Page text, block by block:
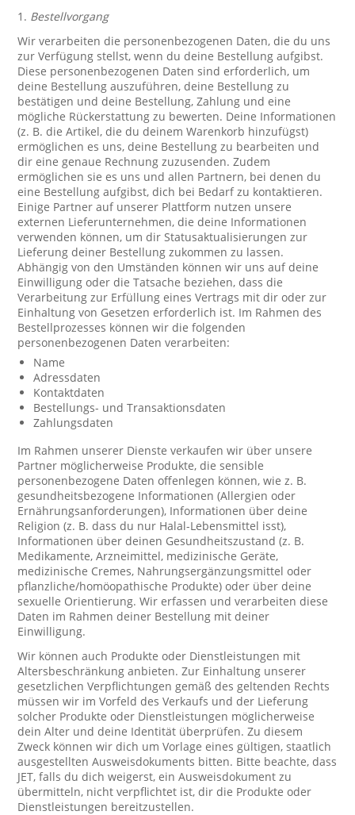
1. Bestellvorgang
Wir verarbeiten die personenbezogenen Daten, die du uns
zur Verfügung stellst, wenn du deine Bestellung aufgibst.
Diese personenbezogenen Daten sind erforderlich, um
deine Bestellung auszuführen, deine Bestellung zu
bestätigen und deine Bestellung, Zahlung und eine
mögliche Rückerstattung zu bewerten. Deine Informationen
(z. B. die Artikel, die du deinem Warenkorb hinzufügst)
ermöglichen es uns, deine Bestellung zu bearbeiten und
dir eine genaue Rechnung zuzusenden. Zudem
ermöglichen sie es uns und allen Partnern, bei denen du
eine Bestellung aufgibst, dich bei Bedarf zu kontaktieren.
Einige Partner auf unserer Plattform nutzen unsere
externen Lieferunternehmen, die deine Informationen
verwenden können, um dir Statusaktualisierungen zur
Lieferung deiner Bestellung zukommen zu lassen.
Abhängig von den Umständen können wir uns auf deine
Einwilligung oder die Tatsache beziehen, dass die
Verarbeitung zur Erfüllung eines Vertrags mit dir oder zur
Einhaltung von Gesetzen erforderlich ist. Im Rahmen des
Bestellprozesses können wir die folgenden
personenbezogenen Daten verarbeiten:
Name
Adressdaten
Kontaktdaten
Bestellungs- und Transaktionsdaten
Zahlungsdaten
Im Rahmen unserer Dienste verkaufen wir über unsere
Partner möglicherweise Produkte, die sensible
personenbezogene Daten offenlegen können, wie z. B.
gesundheitsbezogene Informationen (Allergien oder
Ernährungsanforderungen), Informationen über deine
Religion (z. B. dass du nur Halal-Lebensmittel isst),
Informationen über deinen Gesundheitszustand (z. B.
Medikamente, Arzneimittel, medizinische Geräte,
medizinische Cremes, Nahrungsergänzungsmittel oder
pflanzliche/homöopathische Produkte) oder über deine
sexuelle Orientierung. Wir erfassen und verarbeiten diese
Daten im Rahmen deiner Bestellung mit deiner
Einwilligung.
Wir können auch Produkte oder Dienstleistungen mit
Altersbeschränkung anbieten. Zur Einhaltung unserer
gesetzlichen Verpflichtungen gemäß des geltenden Rechts
müssen wir im Vorfeld des Verkaufs und der Lieferung
solcher Produkte oder Dienstleistungen möglicherweise
dein Alter und deine Identität überprüfen. Zu diesem
Zweck können wir dich um Vorlage eines gültigen, staatlich
ausgestellten Ausweisdokuments bitten. Bitte beachte, dass
JET, falls du dich weigerst, ein Ausweisdokument zu
übermitteln, nicht verpflichtet ist, dir die Produkte oder
Dienstleistungen bereitzustellen.